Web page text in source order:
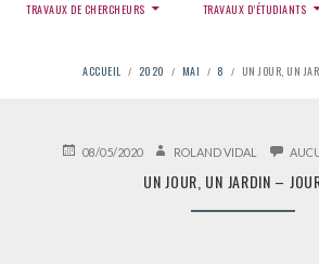
TRAVAUX DE CHERCHEURS TRAVAUX D’ÉTUDIANTS
ACCUEIL 2020 MAI 8 UN JOUR, UN
PUBLIÉ08/05/2020 AUTEURROLAND VIDAL
UN JOUR, UN JARDIN –